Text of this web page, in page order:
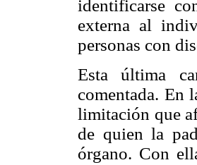
identificarse
externa al
personas con
Esta última
comentada. En
limitación que
de quien la
órgano. Con